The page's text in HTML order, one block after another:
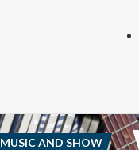
MUSIC AND SHOW